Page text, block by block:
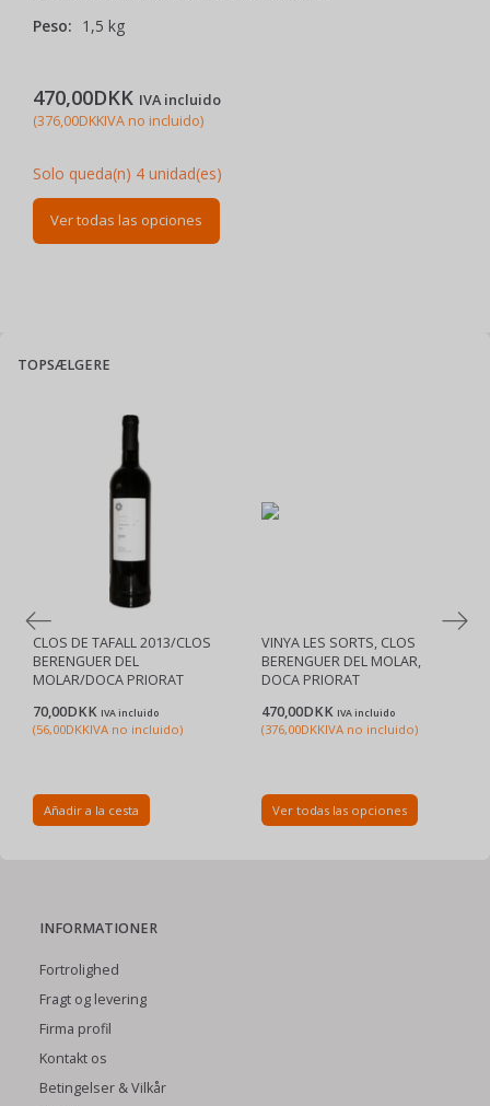
Peso: 1,5 kg
470,00DKK IVA incluido
(376,00DKKIVA no incluido)
Solo queda(n) 4 unidad(es)
Ver todas las opciones
TOPSÆLGERE
CLOS DE TAFALL 2013/CLOS
BERENGUER DEL
MOLAR/DOCA PRIORAT
70,00DKK IVA incluido
(56,00DKKIVA no incluido)
Añadir a la cesta
VINYA LES SORTS, CLOS
BERENGUER DEL MOLAR,
DOCA PRIORAT
470,00DKK IVA incluido
(376,00DKKIVA no incluido)
Ver todas las opciones
INFORMATIONER
Fortrolighed
Fragt og levering
Firma profil
Kontakt os
Betingelser & Vilkår